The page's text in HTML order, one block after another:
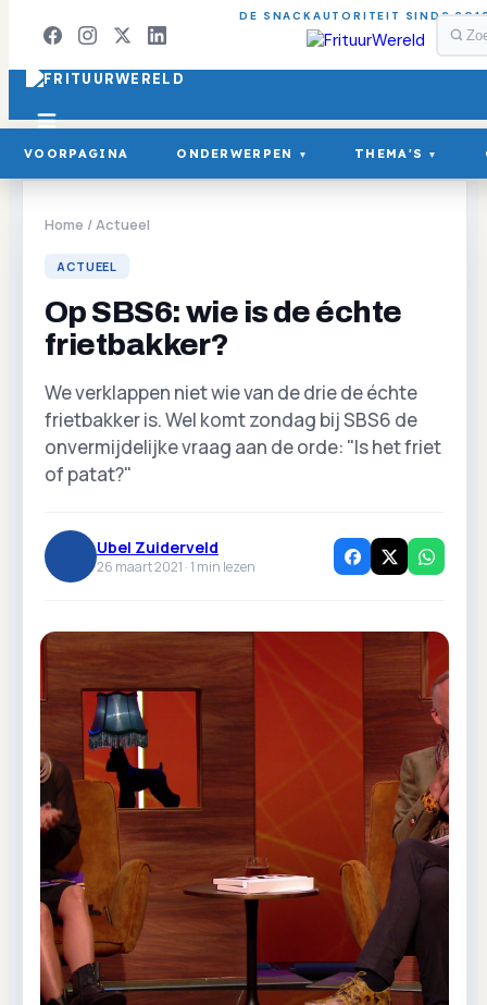
DE SNACKAUTORITEIT SINDS
VOORPAGINA ONDERWERPEN ▾ THEMA'S ▾
Home /Actueel
ACTUEEL
Op SBS6: wie is de échte
frietbakker?
We verklappen niet wie van de drie de échte
frietbakker is. Wel komt zondag bij SBS6 de
onvermijdelijke vraag aan de orde: "Is het friet
of patat?"
Ubel Zuiderveld
26 maart 2021 ·1 min lezen